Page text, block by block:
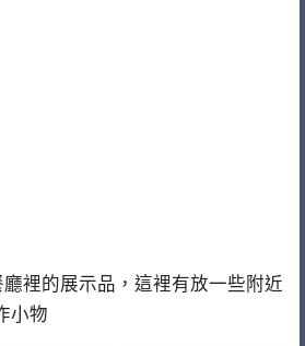
裡的展示品，這裡有放一些附近
小物